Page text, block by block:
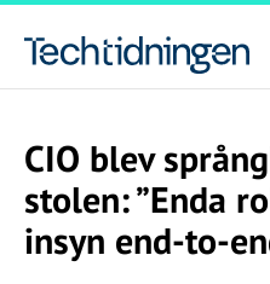
CIO blev
stolen: ”Enda
insyn end-to-